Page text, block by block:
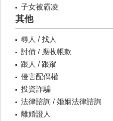
子女被霸凌
其他
尋人 / 找人
討債 / 應收帳款
跟人 / 跟蹤
侵害配偶權
投資詐騙
法律諮詢 / 婚姻法律諮詢
離婚證人